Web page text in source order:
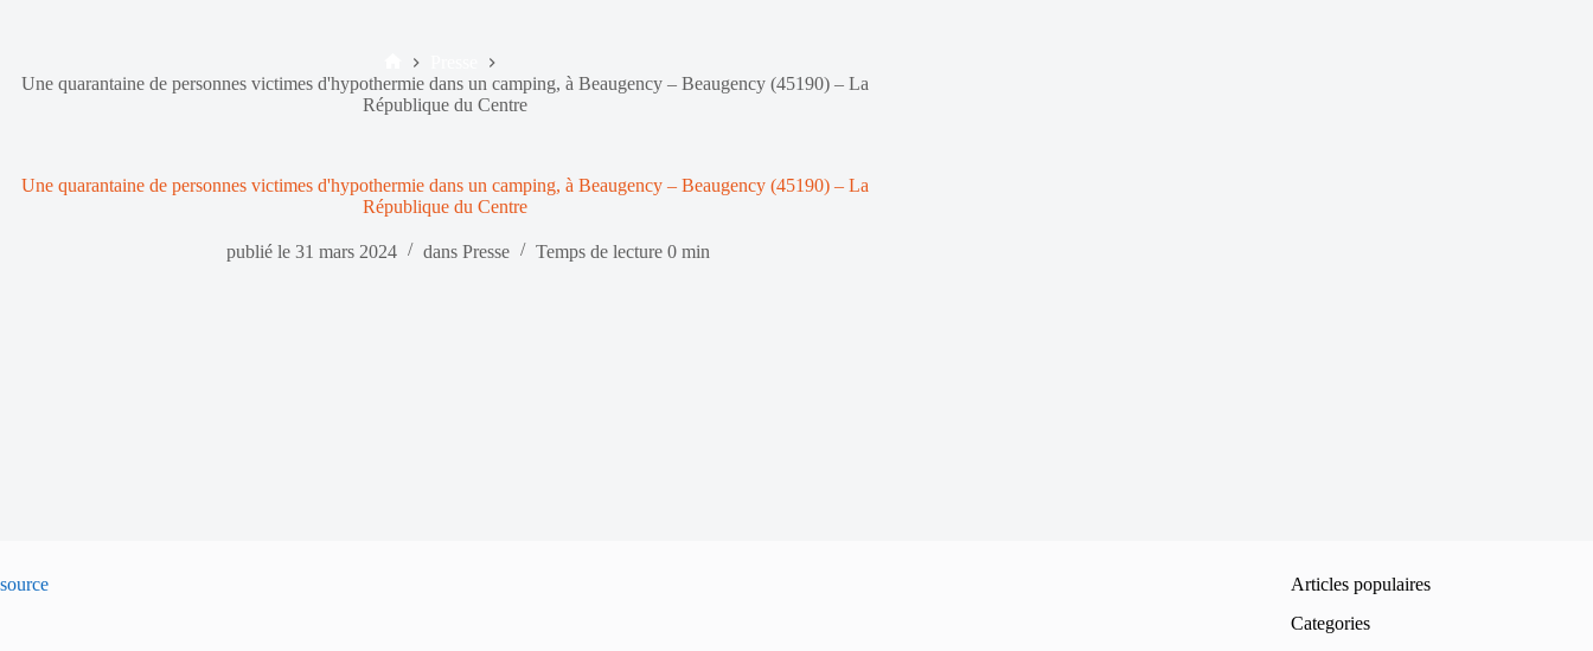
Accueil
Une quarantaine de personnes victimes d'hypothermie dans un camping, à Beaugency – Beaugency (45190) – La
République du Centre
Une quarantaine de personnes victimes d'hypothermie dans un camping, à Beaugency – Beaugency (45190) – La
République du Centre
publié le 31 mars 2024 dans Presse Temps de lecture 0 min
source
Articles populaires
Categories